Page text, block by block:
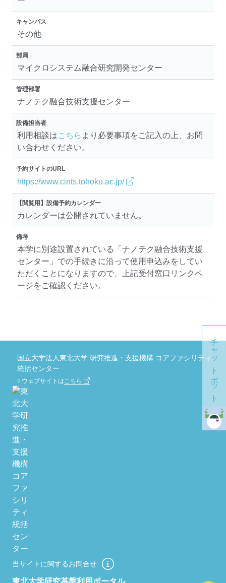
キャンパス
その他
部局
マイクロシステム融合研究開発センター
管理部署
ナノテク融合技術支援センター
設備担当者
利用相談はこちら より必要事項をご記入の上、お問
い合わせください。
予約サイトのURL
https://www.cints.tohoku.ac.jp/
【閲覧用】設備予約カレンダー
カレンダーは公開されていません。
備考
本学に別途設置されている「ナノテク融合技術支援
センター」での手続きに沿って使用申込みをしてい
ただくことになりますので、上記受付窓口リンクペ
ージをご確認ください。
チャットボット
東北大学研究基盤利用ポータル
当サイトに関するお問合せ
国立大学法人東北大学 研究推進・支援機構 コアファシリティ
統括センター
ウェブサイトはこちら